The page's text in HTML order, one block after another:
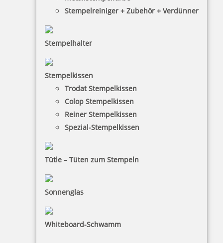
Stempelreiniger + Zubehör + Verdünner
Stempelhalter
Stempelkissen
Trodat Stempelkissen
Colop Stempelkissen
Reiner Stempelkissen
Spezial-Stempelkissen
Tütle – Tüten zum Stempeln
Sonnenglas
Whiteboard-Schwamm
HINWEISE
Versandinformationen
Zahlungsbedingungen
Bestellhinweise
INFORMATIONEN
Impressum